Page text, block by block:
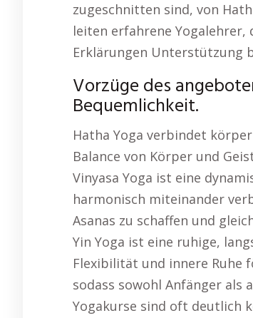
zugeschnitten sind, von
leiten erfahrene
Erklärungen Unterstützung
Vorzüge des
Bequemlichkeit.
Hatha Yoga verbindet
Balance von Körper und
Vinyasa Yoga ist eine
harmonisch miteinander
Asanas zu schaffen und
Yin Yoga ist eine ruhige,
Flexibilität und innere Ruhe
sodass sowohl Anfänger als
Yogakurse sind oft deutlich